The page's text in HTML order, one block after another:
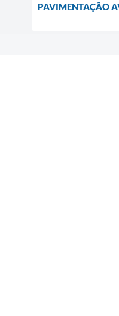
PAVIMENTAÇÃO